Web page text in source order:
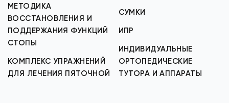
МЕТОДИКА
ВОССТАНОВЛЕНИЯ И
ПОДДЕРЖАНИЯ ФУНКЦИЙ
СТОПЫ
КОМПЛЕКС УПРАЖНЕНИЙ
ДЛЯ ЛЕЧЕНИЯ ПЯТОЧНОЙ
СУМКИ
ИПР
ИНДИВИДУАЛЬНЫЕ
ОРТОПЕДИЧЕСКИЕ
ТУТОРА И АППАРАТЫ